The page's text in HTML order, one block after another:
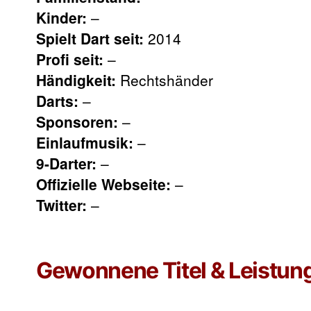
Kinder: –
Spielt Dart seit: 2014
Profi seit: –
Händigkeit: Rechtshänder
Darts: –
Sponsoren: –
Einlaufmusik: –
9-Darter: –
Offizielle Webseite: –
Twitter: –
Gewonnene Titel &